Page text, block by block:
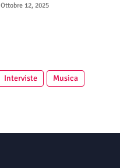
Ottobre 12, 2025
Interviste
Musica